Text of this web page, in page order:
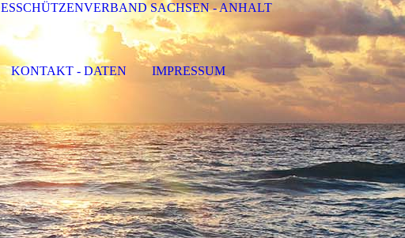
SACHSEN - ANHALT
KONTAKT - DATEN IMPRESSUM